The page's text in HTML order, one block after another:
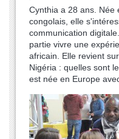
Cynthia a 28 ans. Née
congolais, elle
communication
partie vivre une
africain. Elle revient
Nigéria : quelles sont
est née en Europe